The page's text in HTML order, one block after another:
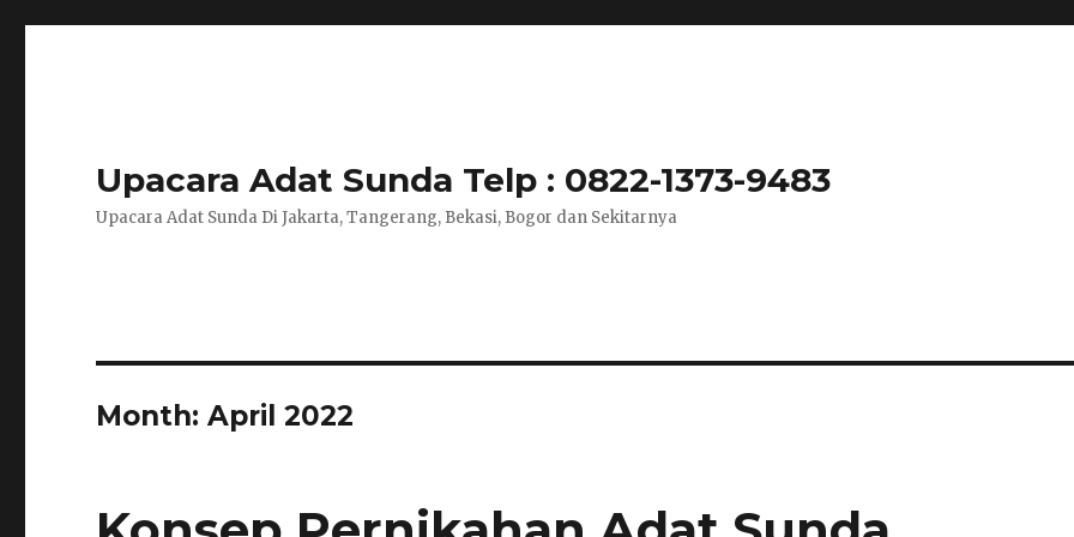
Upacara Adat Sunda Telp : 0822-1373-9483
Upacara Adat Sunda Di Jakarta, Tangerang, Bekasi, Bogor dan Sekitarnya
Month:April 2022